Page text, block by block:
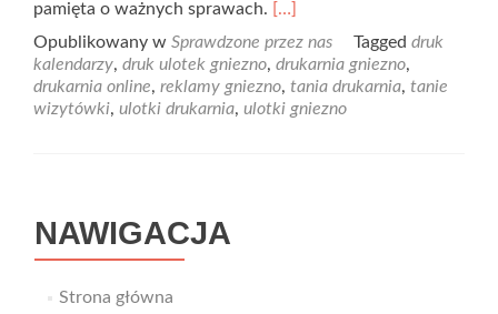
pamięta o ważnych sprawach. Read
about
Tanie
wizytówki
[…]
Opublikowany w Sprawdzone przez nas Tagged druk
kalendarzy, druk ulotek gniezno, drukarnia gniezno,
drukarnia online, reklamy gniezno, tania drukarnia, tanie
wizytówki, ulotki drukarnia, ulotki gniezno
NAWIGACJA
Strona główna